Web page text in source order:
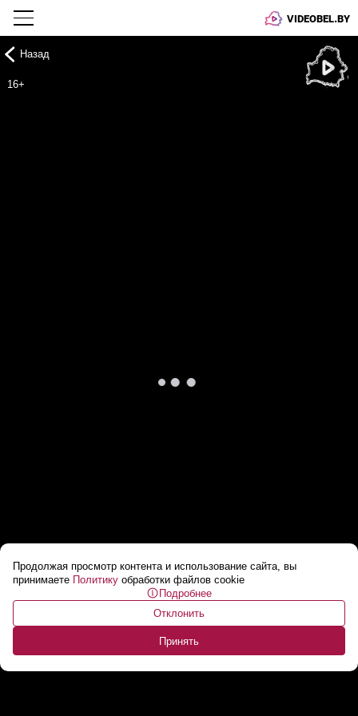
VIDEOBEL.BY
Продолжая просмотр контента и использование сайта, вы
принимаете Политику обработки файлов cookie
Подробнее
Отклонить
Принять
Назад
16+
Лукашенко про смартфоны: С собой не
носите их! Тысячу раз говорил! // Куда
утекают ваши разговоры?